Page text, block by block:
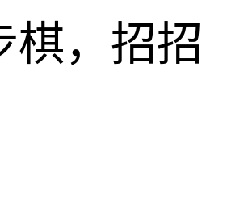
棋，招招